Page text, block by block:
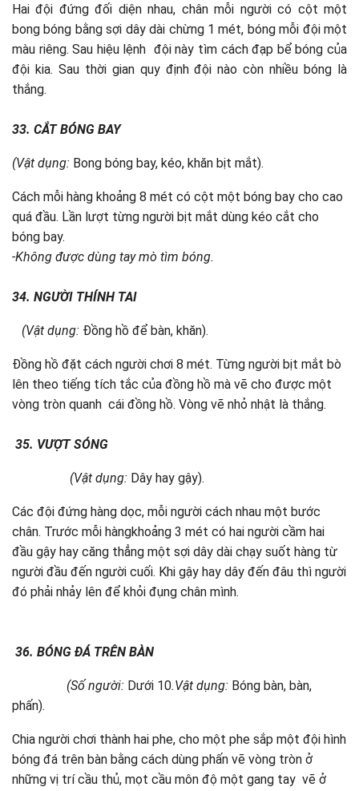
Hai đội đứng đối diện nhau, chân mỗi người có cột một
bong bóng bằng sợi dây dài chừng 1 mét, bóng mỗi đội một
màu riêng. Sau hiệu lệnh đội này tìm cách đạp bể bóng của
đội kia. Sau thời gian quy định đội nào còn nhiều bóng là
thắng.
33. CẮTBÓNG BAY
(Vật dụng: Bong bóng bay, kéo, khăn bịt mắt).
Cách mỗi hàng khoảng 8 mét có cột một bóng bay cho cao
quá đầu. Lần lượt từng người bịt mắt dùng kéo cắt cho
bóng bay.
-Không được dùng tay mò tìm bóng.
34. NGƯỜI THÍNH TAI
(Vật dụng: Đồng hồ để bàn, khăn).
Đồng hồ đặt cách người chơi 8 mét. Từng người bịt mắt bò
lên theo tiếng tích tắc của đồng hồ mà vẽ cho được một
vòng tròn quanh cái đồng hồ. Vòng vẽ nhỏ nhật là thắng.
35. VƯỢT SÓNG
(Vật dụng: Dây hay gậy).
Các đội đứng hàng dọc, mỗi người cách nhau một bước
chân. Trước mỗi hàngkhoảng 3 mét có hai người cầm hai
đầu gậy hay căng thẳng một sợi dây dài chạy suốt hàng từ
người đầu đến người cuối. Khi gậy hay dây đến đâu thì người
đó phải nhảy lên để khỏi đụng chân mình.
36. BÓNG ĐÁ TRÊN BÀN
(Số người: Dưới 10.Vật dụng: Bóng bàn, bàn,
phấn).
Chia người chơi thành hai phe, cho một phe sắp một đội hình
bóng đá trên bàn bằng cách dùng phấn vẽ vòng tròn ở
những vị trí cầu thủ, mọt cầu môn độ một gang tay vẽ ở